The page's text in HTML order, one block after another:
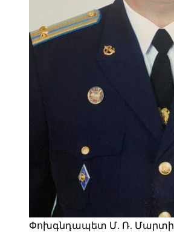
Փոխգնդապետ Մ. Ռ.